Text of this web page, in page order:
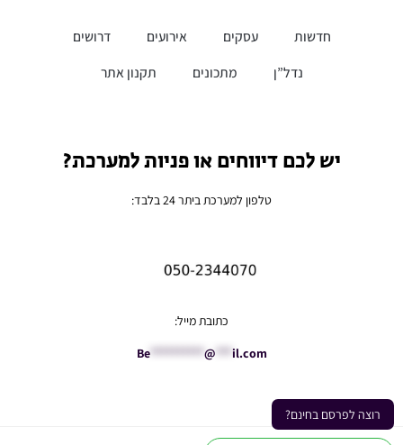
רוצה לפרסם בחינם?
חדשות עסקים אירועים
דרושים
נדל”ן
מתכונים תקנון אתר
יש לכם דיווחים או פניות למערכת?
טלפון למערכת ביתר 24 בלבד:
כתובת מייל:
Be********** @ *** il.com